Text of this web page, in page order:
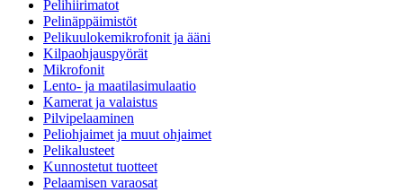
Pelihiirimatot
Pelinäppäimistöt
Pelikuulokemikrofonit ja ääni
Kilpaohjauspyörät
Mikrofonit
Lento- ja maatilasimulaatio
Kamerat ja valaistus
Pilvipelaaminen
Peliohjaimet ja muut ohjaimet
Pelikalusteet
Kunnostetut tuotteet
Pelaamisen varaosat